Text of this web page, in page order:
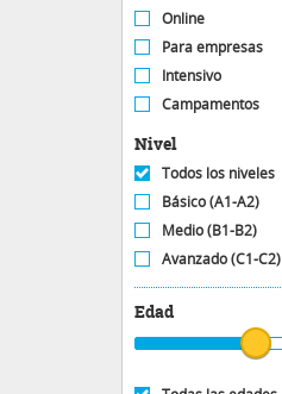
Online
Para empresas
Intensivo
Campamentos
Nivel
Todos los niveles
Básico (A1-A2)
Medio (B1-B2)
Avanzado (C1-C2)
Edad